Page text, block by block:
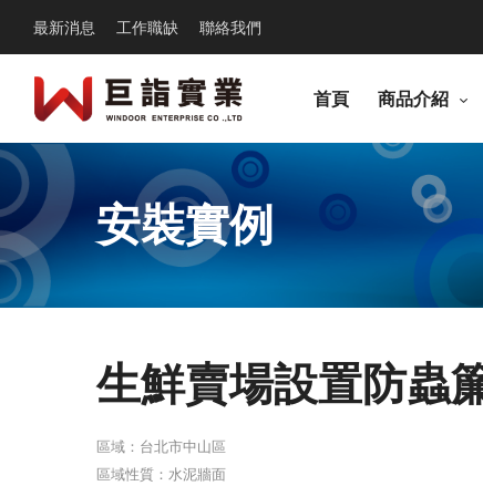
最新消息 工作職缺 聯絡我們
首頁 商品介紹
安裝實例
生鮮賣場設置防蟲
區域：台北市中山區
區域性質：水泥牆面